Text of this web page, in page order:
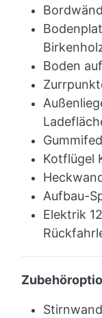
Boden
Kotflügel
Aufbau-
Elektrik